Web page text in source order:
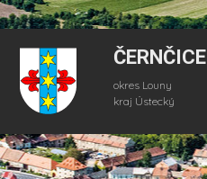
ČERNČICE
okres Louny
kraj Ústecký